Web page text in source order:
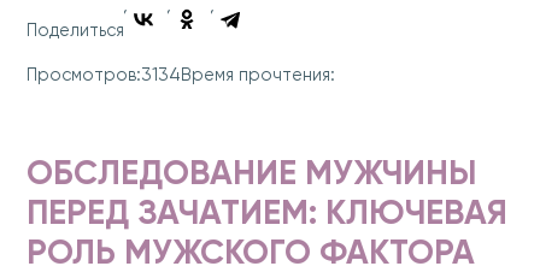
Поделиться
Просмотров:3134 Время прочтения:
ОБСЛЕДОВАНИЕ МУЖЧИНЫ
ПЕРЕД ЗАЧАТИЕМ: КЛЮЧЕВАЯ
РОЛЬ МУЖСКОГО ФАКТОРА